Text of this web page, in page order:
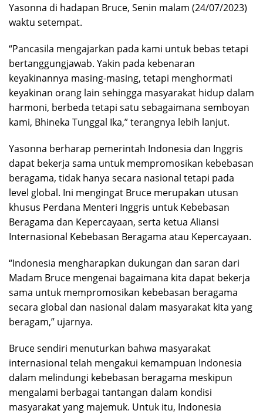
Yasonna di hadapan Bruce, Senin malam (24/07/2023)
waktu setempat.
“Pancasila mengajarkan pada kami untuk bebas tetapi
bertanggungjawab. Yakin pada kebenaran
keyakinannya masing-masing, tetapi menghormati
keyakinan orang lain sehingga masyarakat hidup dalam
harmoni, berbeda tetapi satu sebagaimana semboyan
kami, Bhineka Tunggal Ika,” terangnya lebih lanjut.
Yasonna berharap pemerintah Indonesia dan Inggris
dapat bekerja sama untuk mempromosikan kebebasan
beragama, tidak hanya secara nasional tetapi pada
level global. Ini mengingat Bruce merupakan utusan
khusus Perdana Menteri Inggris untuk Kebebasan
Beragama dan Kepercayaan, serta ketua Aliansi
Internasional Kebebasan Beragama atau Kepercayaan.
“Indonesia mengharapkan dukungan dan saran dari
Madam Bruce mengenai bagaimana kita dapat bekerja
sama untuk mempromosikan kebebasan beragama
secara global dan nasional dalam masyarakat kita yang
beragam,” ujarnya.
Bruce sendiri menuturkan bahwa masyarakat
internasional telah mengakui kemampuan Indonesia
dalam melindungi kebebasan beragama meskipun
mengalami berbagai tantangan dalam kondisi
masyarakat yang majemuk. Untuk itu, Indonesia